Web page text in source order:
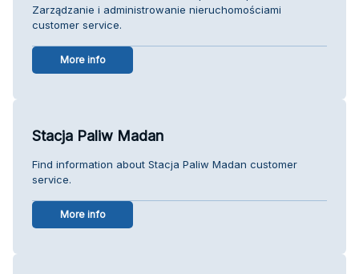
Zarządzanie i administrowanie nieruchomościami
customer service.
More info
Stacja Paliw Madan
Find information about Stacja Paliw Madan customer
service.
More info